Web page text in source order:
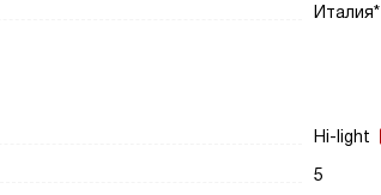
Италия*
Hi-light
5